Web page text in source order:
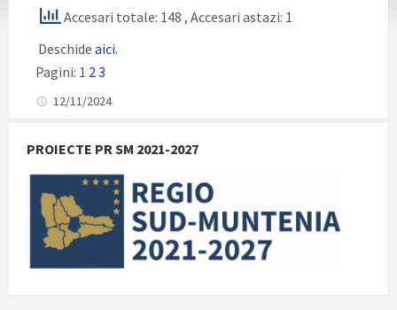
Accesari totale: 148 , Accesari astazi: 1
Deschide aici.
Pagini: 1 2 3
12/11/2024
PROIECTE PR SM 2021-2027